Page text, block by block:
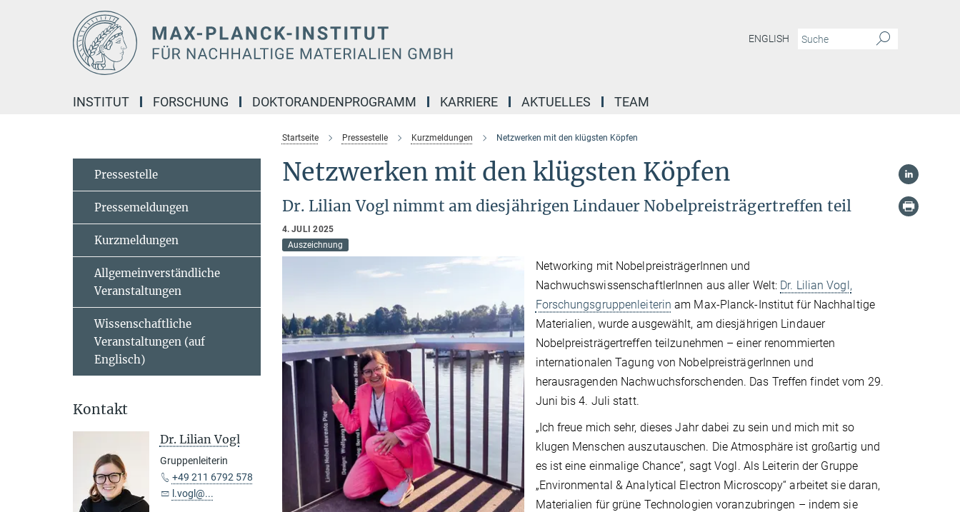
ENGLISH
INSTITUT FORSCHUNG DOKTORANDENPROGRAMM KARRIERE AKTUELLES TEAM
Startseite Pressestelle Kurzmeldungen Netzwerken mit den klügsten Köpfen
Netzwerken mit den klügsten Köpfen
Dr. Lilian Vogl nimmt am diesjährigen Lindauer Nobelpreisträgertreffen teil
4. JULI 2025
Auszeichnung
Networking mit NobelpreisträgerInnen und
NachwuchswissenschaftlerInnen aus aller Welt: Dr. Lilian Vogl,
Forschungsgruppenleiterin am Max-Planck-Institut für Nachhaltige
Materialien, wurde ausgewählt, am diesjährigen Lindauer
Nobelpreisträgertreffen teilzunehmen – einer renommierten
internationalen Tagung von NobelpreisträgerInnen und
herausragenden Nachwuchsforschenden. Das Treffen findet vom 29.
Juni bis 4. Juli statt.
„Ich freue mich sehr, dieses Jahr dabei zu sein und mich mit so
klugen Menschen auszutauschen. Die Atmosphäre ist großartig und
es ist eine einmalige Chance“, sagt Vogl. Als Leiterin der Gruppe
„Environmental & Analytical Electron Microscopy“ arbeitet sie daran,
Materialien für grüne Technologien voranzubringen – indem sie
Pressestelle
Pressemeldungen
Kurzmeldungen
Allgemeinverständliche
Veranstaltungen
Wissenschaftliche
Veranstaltungen (auf
Englisch)
Kontakt
Dr. Lilian Vogl
Gruppenleiterin
+49 211 6792 578
l.vogl@...